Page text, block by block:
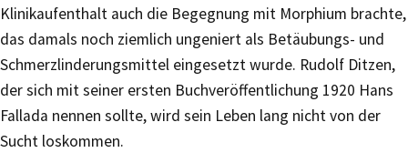
Klinikaufenthalt auch die Begegnung mit Morphium brachte,
das damals noch ziemlich ungeniert als Betäubungs- und
Schmerzlinderungsmittel eingesetzt wurde. Rudolf Ditzen,
der sich mit seiner ersten Buchveröffentlichung 1920 Hans
Fallada nennen sollte, wird sein Leben lang nicht von der
Sucht loskommen.